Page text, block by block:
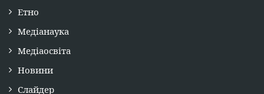
Етно
Медіанаука
Медіаосвіта
Новини
Слайдер